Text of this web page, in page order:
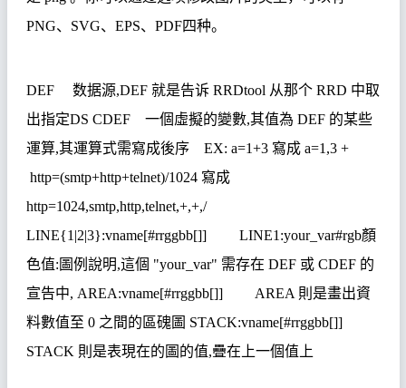
PNG、 SVG、 EPS、 PDF四种。
DEF 数据源,DEF 就是告诉RRDtool 从那个RRD 中取
出指定DS CDEF 一個虛擬的變數,其值為 DEF 的某些
運算,其運算式需寫成後序EX: a=1+3 寫成a=1,3 +
http=(smtp+http+telnet)/1024 寫成
http=1024,smtp,http,telnet,+,+,/
LINE{1|2|3}:vname[#rrggbb[]] LINE1:your_var#rgb顏
色值: 圖例說明,這個 "your_var" 需存在 DEF 或CDEF 的
宣告中, AREA:vname[#rrggbb[]] AREA 則是畫出資
料數值至 0 之間的區磈圖 STACK:vname[#rrggbb[]]
STACK 則是表現在的圖的值,疊在上一個值上